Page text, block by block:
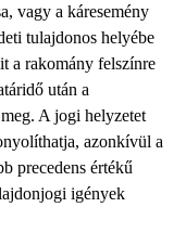
vagy a káresemény
tulajdonos helyébe
a rakomány felszínre
után a
A jogi helyzetet
azonkívül a
precedens értékű
igények